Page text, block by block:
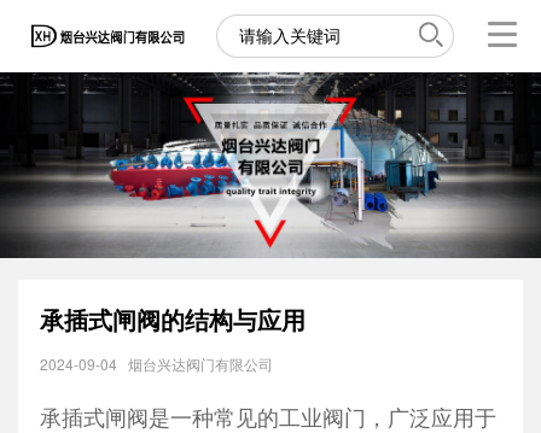
承插式闸阀的结构与应用
2024-09-04 烟台兴达阀门有限公司
承插式闸阀是一种常见的工业阀门，广泛应用于